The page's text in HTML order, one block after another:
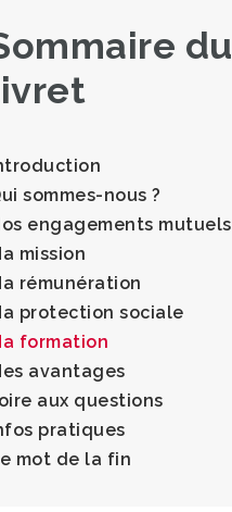
du
sommes-nous ?
engagements mutuels
mission
rémunération
protection sociale
formation
avantages
aux questions
pratiques
mot de la fin